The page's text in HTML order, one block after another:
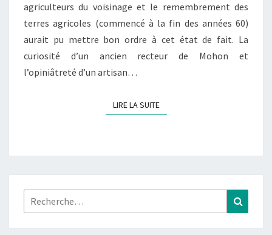
agriculteurs du voisinage et le remembrement des
terres agricoles (commencé à la fin des années 60)
aurait pu mettre bon ordre à cet état de fait. La
curiosité d’un ancien recteur de Mohon et
l’opiniâtreté d’un artisan…
LIRE LA SUITELIRE LA SUITE
Rechercher :